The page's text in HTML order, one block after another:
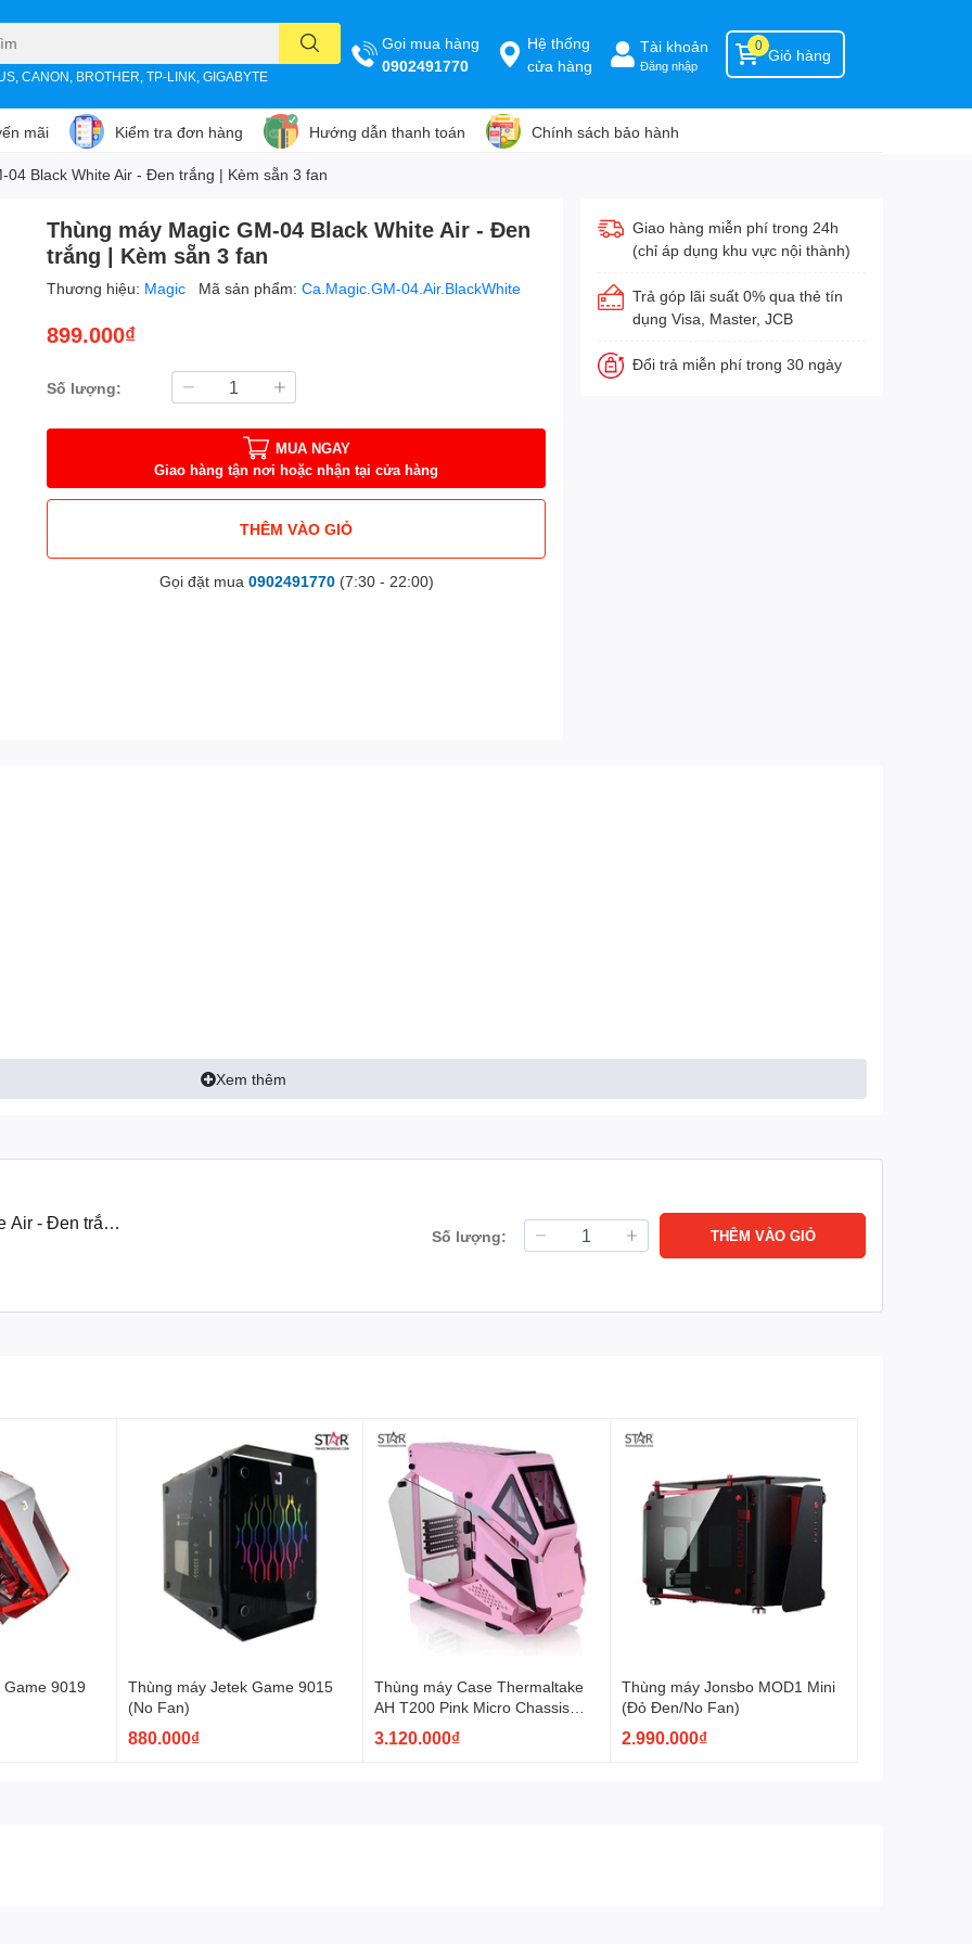
CANON, BROTHER, TP-LINK, GIGABYTE
Gọi mua hàng
0902491770
Hệ thống
cửa hàng
Tài khoản
Đăng nhập
Giỏ hàng
0
mãi Kiểm tra đơn hàng Hướng dẫn thanh toán Chính sách bảo hành
04 Black White Air - Đen trắng | Kèm sẵn 3 fan
Thùng máy Magic GM-04 Black White Air - Đen
trắng | Kèm sẵn 3 fan
Thương hiệu: Magic Mã sản phẩm:Ca.Magic.GM-04.Air.BlackWhite
899.000₫
Số lượng:
MUA NGAY
Giao hàng tận nơi hoặc nhận tại cửa hàng
THÊM VÀO GIỎ
Gọi đặt mua 0902491770(7:30 - 22:00)
Giao hàng miễn phí trong 24h
(chỉ áp dụng khu vực nội thành)
Trả góp lãi suất 0% qua thẻ tín
dụng Visa, Master, JCB
Đổi trả miễn phí trong 30 ngày
155mm
fan Rainbow)
Xem thêm
- Đen trắng
Số lượng: THÊM VÀO GIỎ
9019
Thùng máy Jetek Game 9015
(No Fan)
880.000₫
Thùng máy Case Thermaltake
AH T200 Pink Micro Chassis
(Hồng) (CA-1R4-00SAWN-00)
3.120.000₫
Thùng máy Jonsbo MOD1 Mini
(Đỏ Đen/No Fan)
2.990.000₫